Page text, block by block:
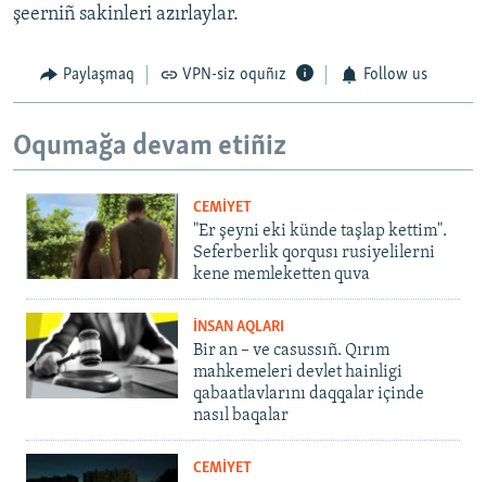
şeerniñ sakinleri azırlaylar.
Paylaşmaq VPN-siz oquñız Follow us
Oqumağa devam etiñiz
CEMİYET
"Er şeyni eki künde taşlap kettim".
Seferberlik qorqusı rusiyelilerni
kene memleketten quva
İNSAN AQLARI
Bir an – ve casussıñ. Qırım
mahkemeleri devlet hainligi
qabaatlavlarını daqqalar içinde
nasıl baqalar
CEMİYET